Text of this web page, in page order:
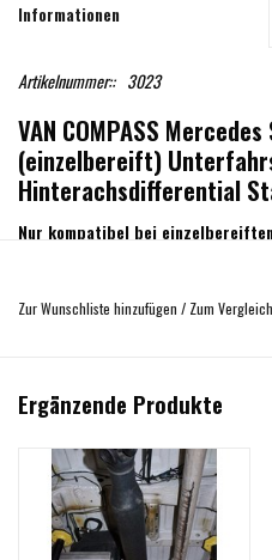
Informationen
Artikelnummer:: 3023
VAN COMPASS
(einzelbereift)
Hinterachsdifferential
Nur kompatibel bei
Schwarz pulverbeschichtet
Schützt das Hinterachsdifferential
Inklusive aller Einbauteile und
einfache Montage ohne Schweißen
Gewicht: 9,6 kg
Zur Wunschliste hinzufügen / Zum
Ergänzende Produkte